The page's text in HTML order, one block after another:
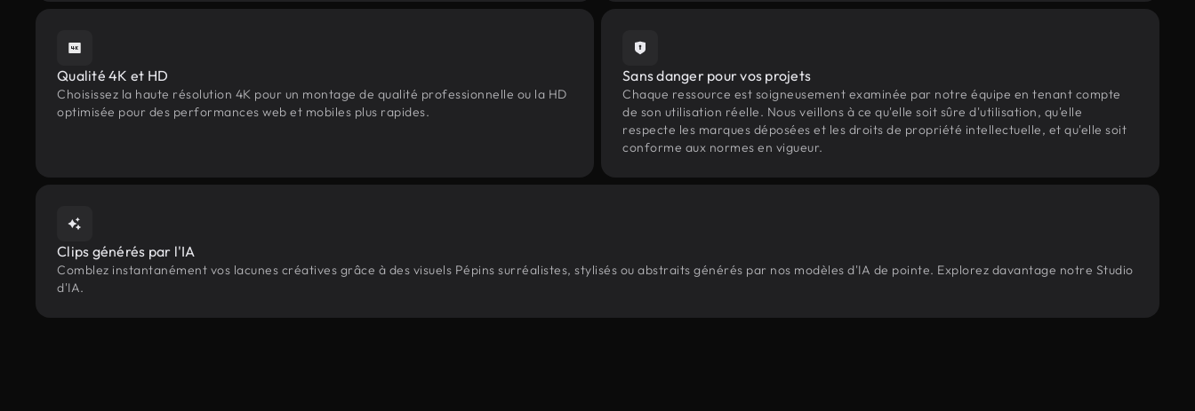
Qualité 4K et HD
Choisissez la haute résolution 4K pour un montage de qualité professionnelle ou la HD
optimisée pour des performances web et mobiles plus rapides.
Sans danger pour vos projets
Chaque ressource est soigneusement examinée par notre équipe en tenant compte
de son utilisation réelle. Nous veillons à ce qu'elle soit sûre d'utilisation, qu'elle
respecte les marques déposées et les droits de propriété intellectuelle, et qu'elle soit
conforme aux normes en vigueur.
Clips générés par l'IA
Comblez instantanément vos lacunes créatives grâce à des visuels Pépins surréalistes, stylisés ou abstraits générés par nos modèles d'IA de pointe. Explorez davantage notre Studio
d'IA.